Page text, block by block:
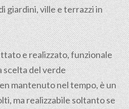
giardini, ville e terrazzi in
e realizzato, funzionale
scelta del verde
mantenuto nel tempo, è un
ma realizzabile soltanto se